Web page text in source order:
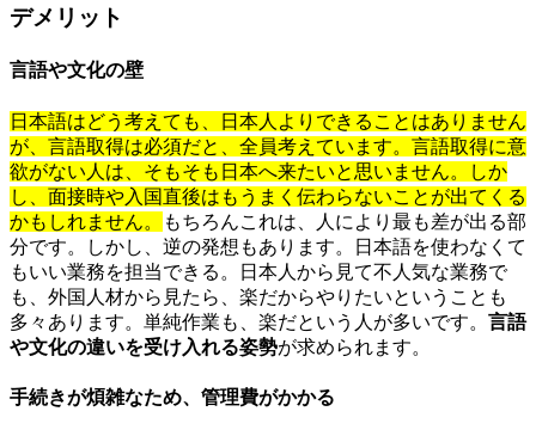
デメリット
言語や文化の壁
日本語はどう考えても、日本人よりできることはありません
が、言語取得は必須だと、全員考えています。言語取得に意
欲がない人は、そもそも日本へ来たいと思いません。しか
し、面接時や入国直後はもうまく伝わらないことが出てくる
かもしれません。
もちろんこれは、人により最も差が出る部
分です。しかし、逆の発想もあります。日本語を使わなくて
もいい業務を担当できる。日本人から見て不人気な業務で
も、外国人材から見たら、楽だからやりたいということも
多々あります。単純作業も、楽だという人が多いです。 言語
や文化の違いを受け入れる姿勢が求められます。
手続きが煩雑なため、管理費がかかる